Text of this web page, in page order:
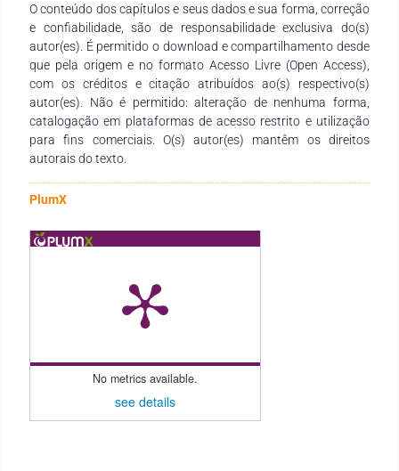
O conteúdo dos capítulos e seus dados e sua forma, correção
e confiabilidade, são de responsabilidade exclusiva do(s)
autor(es). É permitido o download e compartilhamento desde
que pela origem e no formato Acesso Livre (Open Access),
com os créditos e citação atribuídos ao(s) respectivo(s)
autor(es). Não é permitido: alteração de nenhuma forma,
catalogação em plataformas de acesso restrito e utilização
para fins comerciais. O(s) autor(es) mantêm os direitos
autorais do texto.
PlumX
No metrics available.
see details